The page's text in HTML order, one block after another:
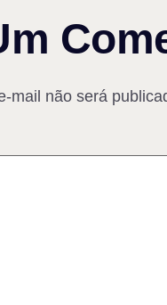
mail não será